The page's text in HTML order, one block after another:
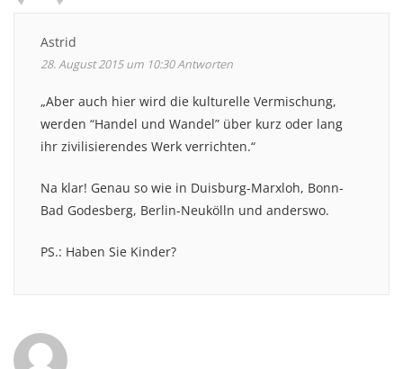
Astrid
28. August 2015 um 10:30Antworten
„Aber auch hier wird die kulturelle Vermischung,
werden “Handel und Wandel” über kurz oder lang
ihr zivilisierendes Werk verrichten.“
Na klar! Genau so wie in Duisburg-Marxloh, Bonn-
Bad Godesberg, Berlin-Neukölln und anderswo.
PS.: Haben Sie Kinder?